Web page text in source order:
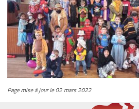
Page mise à jour le 02 mars 2022